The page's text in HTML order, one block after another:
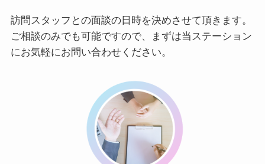
訪問スタッフとの面談の日時を決めさせて頂きます。
ご相談のみでも可能ですので、まずは当ステーション
にお気軽にお問い合わせください。